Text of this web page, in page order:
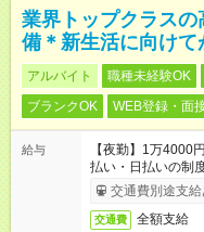
業界トップクラス
備＊新生活に向けて
アルバイト 職種未経験OK
ブランクOK
WEB登録・面
給与
【夜勤】1万4000
払い・日払いの制
交通費別途支給
交通費 全額支給